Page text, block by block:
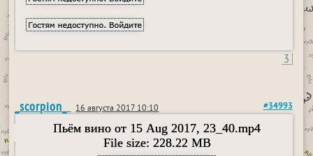
3
_scorpion_ 16 августа 2017 10:10 #34993
Пьём вино от 15 Aug 2017, 23_40.mp4
File size: 228.22 MB